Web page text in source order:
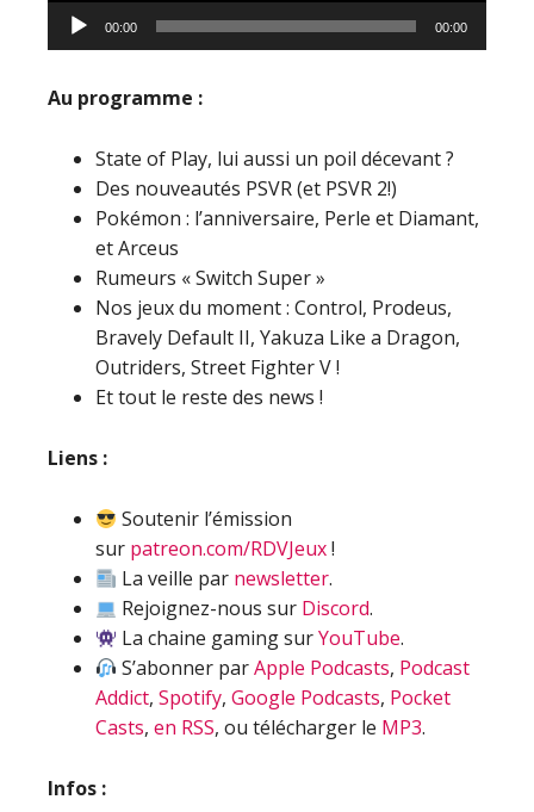
Lecteur
audio
00:00 00:00
Au programme :
State of Play, lui aussi un poil décevant ?
Des nouveautés PSVR (et PSVR 2!)
Pokémon : l’anniversaire, Perle et Diamant,
et Arceus
Rumeurs « Switch Super »
Nos jeux du moment : Control, Prodeus,
Bravely Default II, Yakuza Like a Dragon,
Outriders, Street Fighter V !
Et tout le reste des news !
Liens :
Soutenir l’émission
sur patreon.com/RDVJeux!
La veille par newsletter.
Rejoignez-nous sur Discord.
La chaine gaming surYouTube.
S’abonner parApple Podcasts, Podcast
Addict, Spotify, Google Podcasts, Pocket
Casts, en RSS, ou télécharger le MP3.
Infos :